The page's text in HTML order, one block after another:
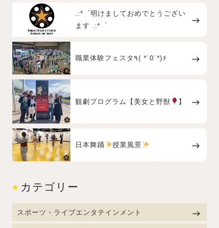
.:*゜明けましておめでとうござい
ます .:*゜
職業体験フェスタ٩( *˙0˙*)۶
観劇プログラム【美女と野獣 】
日本舞踊 授業風景
カテゴリー
スポーツ・ライブエンタテインメント